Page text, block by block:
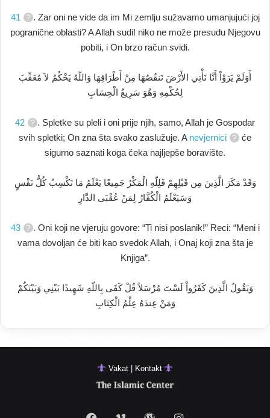
41
. Zar oni ne vide da im Mi zemlju sužavamo umanjujući joj
pogranične oblasti? A Allah sudi! niko ne može presudu Njegovu
pobiti, i On brzo račun svidi.
أَوَلَمْ يَرَوْاْ أَنَّا نَأْتِي الأَرْضَ نَنقُصُهَا مِنْ أَطْرَافِهَا وَاللّهُ يَحْكُمُ لاَ مُعَقِّبَ
لِحُكْمِهِ وَهُوَ سَرِيعُ الْحِسَابِ
42
. Spletke su pleli i oni prije njih, samo, Allah je Gospodar
svih spletki; On zna šta svako zaslužuje. A nevjernici
će
sigurno saznati koga čeka najljepše boravište.
وَقَدْ مَكَرَ الَّذِينَ مِن قَبْلِهِمْ فَلِلّهِ الْمَكْرُ جَمِيعًا يَعْلَمُ مَا تَكْسِبُ كُلُّ نَفْسٍ
وَسَيَعْلَمُ الْكُفَّارُ لِمَنْ عُقْبَى الدَّارِ
43
. Oni koji ne vjeruju govore: “Ti nisi poslanik!” Reci: “Meni i
vama dovoljan će biti kao svedok Allah, i Onaj koji zna šta je
Knjiga”.
وَيَقُولُ الَّذِينَ كَفَرُواْ لَسْتَ مُرْسَلاً قُلْ كَفَى بِاللّهِ شَهِيدًا بَيْنِي وَبَيْنَكُمْ
وَمَنْ عِندَهُ عِلْمُ الْكِتَابِ
Vakat | Kontakt